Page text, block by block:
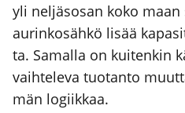
yli nel­jäs­osan koko
aurin­ko­säh­kö lisää
ta. Samal­la on kui­ten­kin
vaih­te­le­va tuo­tan­to
män logiik­kaa.